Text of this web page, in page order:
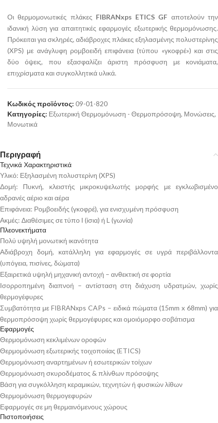
Οι θερμομονωτικές πλάκες FIBRANxps ETICS GF αποτελούν την
ιδανική λύση για απαιτητικές εφαρμογές εξωτερικής θερμομόνωσης.
Πρόκειται για σκληρές, αδιάβροχες πλάκες εξηλασμένης πολυστερίνης
(XPS) με ανάγλυφη ρομβοειδή επιφάνεια (τύπου «γκοφρέ») και στις
δύο όψεις, που εξασφαλίζει άριστη πρόσφυση με κονιάματα,
επιχρίσματα και συγκολλητικά υλικά.
Κωδικός προϊόντος: 09-01-820
Κατηγορίες: Εξωτερική Θερμομόνωση - Θερμοπρόσοψη, Μονώσεις,
Μονωτικά
Περιγραφή
Τεχνικά Χαρακτηριστικά
Υλικό: Εξηλασμένη πολυστερίνη (XPS)
Δομή: Πυκνή, κλειστής μικροκυψελωτής μορφής με εγκλωβισμένο
αδρανές αέριο και αέρα
Επιφάνεια: Ρομβοειδής (γκοφρέ), για ενισχυμένη πρόσφυση
Ακμές: Διαθέσιμες σε τύπο Ι (ίσια) ή L (γωνία)
Πλεονεκτήματα
Πολύ υψηλή μονωτική ικανότητα
Αδιάβροχη δομή, κατάλληλη για εφαρμογές σε υγρά περιβάλλοντα
(υπόγεια, πισίνες, δώματα)
Εξαιρετικά υψηλή μηχανική αντοχή – ανθεκτική σε φορτία
Ισορροπημένη διαπνοή – αντίσταση στη διάχυση υδρατμών, χωρίς
θερμογέφυρες
Συμβατότητα με FIBRANxps CAPs – ειδικά πώματα (15mm x 68mm) για
θερμοπρόσοψη χωρίς θερμογέφυρες και ομοιόμορφο σοβάτισμα
Εφαρμογές
Θερμομόνωση κεκλιμένων οροφών
Θερμομόνωση εξωτερικής τοιχοποιίας (ETICS)
Θερμομόνωση αναρτημένων ή εσωτερικών τοίχων
Θερμομόνωση σκυροδέματος & πλίνθων πρόσοψης
Βάση για συγκόλληση κεραμικών, τεχνητών ή φυσικών λίθων
Θερμομόνωση θερμογεφυρών
Εφαρμογές σε μη θερμαινόμενους χώρους
Πιστοποιήσεις